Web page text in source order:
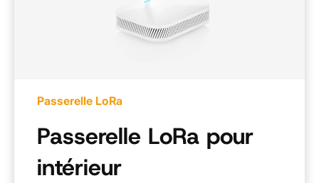
Passerelle LoRa
Passerelle LoRa pour
intérieur